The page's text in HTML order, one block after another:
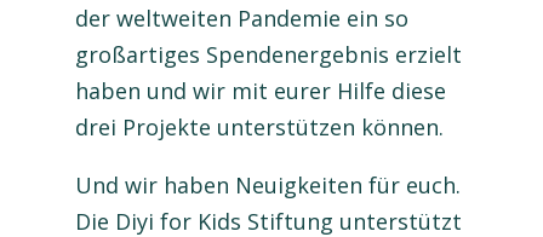
der weltweiten Pandemie ein so
großartiges Spendenergebnis erzielt
haben und wir mit eurer Hilfe diese
drei Projekte unterstützen können.
Und wir haben Neuigkeiten für euch.
Die Diyi for Kids Stiftung unterstützt